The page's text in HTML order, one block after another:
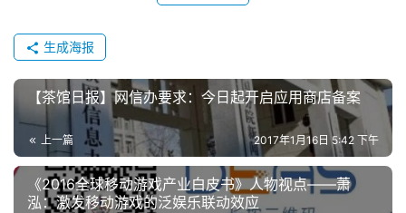
生成海报
【茶馆日报】网信办要求：今日起开启应用商店备案
上一篇 2017年1月16日 5:42 下午
《2016全球移动游戏产业白皮书》人物视点——萧
泓：激发移动游戏的泛娱乐联动效应